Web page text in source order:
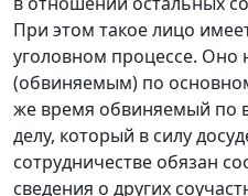
При этом такое лицо
уголовном процессе. Оно
(обвиняемым) по
же время обвиняемый по
делу, который в силу
сотрудничестве обязан
сведения о других